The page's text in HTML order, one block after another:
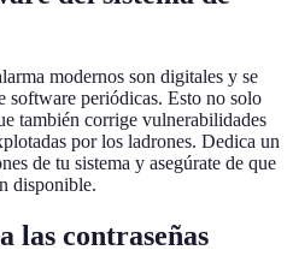
modernos son digitales y se
software periódicas. Esto no solo
también corrige vulnerabilidades
por los ladrones. Dedica un
de tu sistema y asegúrate de que
disponible.
las contraseñas